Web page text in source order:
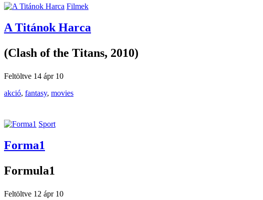
Filmek
A Titánok Harca
(Clash of the Titans, 2010)
Feltöltve 14 ápr 10
akció, fantasy, movies
Sport
Forma1
Formula1
Feltöltve 12 ápr 10